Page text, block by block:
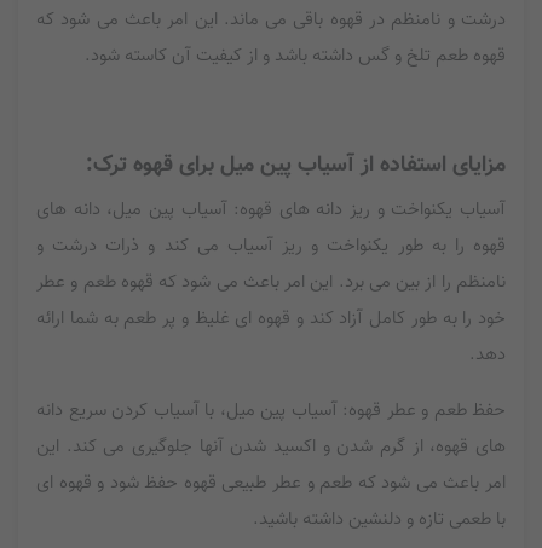
درشت و نامنظم در قهوه باقی می ماند. این امر باعث می شود که
قهوه طعم تلخ و گس داشته باشد و از کیفیت آن کاسته شود.
مزایای استفاده از آسیاب پین میل برای قهوه ترک:
آسیاب یکنواخت و ریز دانه های قهوه: آسیاب پین میل، دانه های
قهوه را به طور یکنواخت و ریز آسیاب می کند و ذرات درشت و
نامنظم را از بین می برد. این امر باعث می شود که قهوه طعم و عطر
خود را به طور کامل آزاد کند و قهوه ای غلیظ و پر طعم به شما ارائه
دهد.
حفظ طعم و عطر قهوه: آسیاب پین میل، با آسیاب کردن سریع دانه
های قهوه، از گرم شدن و اکسید شدن آنها جلوگیری می کند. این
امر باعث می شود که طعم و عطر طبیعی قهوه حفظ شود و قهوه ای
با طعمی تازه و دلنشین داشته باشید.